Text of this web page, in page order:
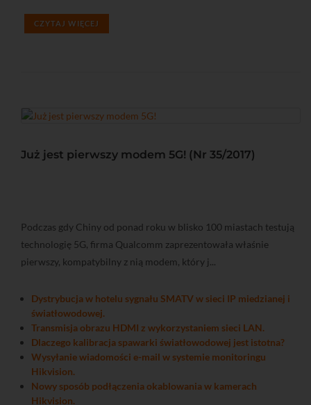
CZYTAJ WIĘCEJ
Już jest pierwszy modem 5G! (Nr 35/2017)
Podczas gdy Chiny od ponad roku w blisko 100 miastach testują
technologię 5G, firma Qualcomm zaprezentowała właśnie
pierwszy, kompatybilny z nią modem, który j...
Dystrybucja w hotelu sygnału SMATV w sieci IP miedzianej i
światłowodowej.
Transmisja obrazu HDMI z wykorzystaniem sieci LAN.
Dlaczego kalibracja spawarki światłowodowej jest istotna?
Wysyłanie wiadomości e-mail w systemie monitoringu
Hikvision.
Nowy sposób podłączenia okablowania w kamerach
Hikvision.